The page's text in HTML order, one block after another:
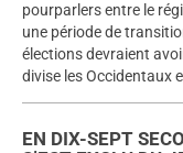
pourparlers entre le
une période de
élections devraient
divise les Occidentaux
EN DIX-SEPT